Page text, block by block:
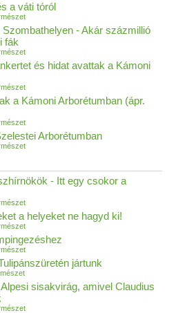
a váti tóról
- Akár százmillió
fák
és hidat avattak a Kámoni
a Kámoni Arborétumban (ápr.
Arborétumban
- Itt egy csokor a
a helyeket ne hagyd ki!
jártunk
sisakvirág, amivel Claudius